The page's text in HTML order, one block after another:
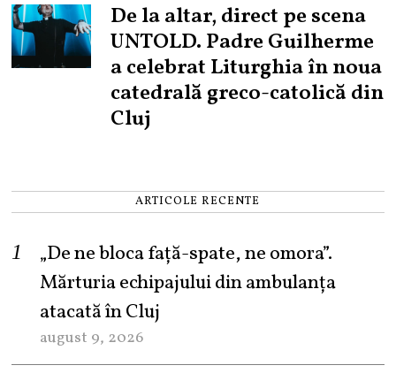
De la altar, direct pe scena
UNTOLD. Padre Guilherme
a celebrat Liturghia în noua
catedrală greco-catolică din
Cluj
ARTICOLE RECENTE
„De ne bloca față-spate, ne omora”.
Mărturia echipajului din ambulanța
atacată în Cluj
august 9, 2026